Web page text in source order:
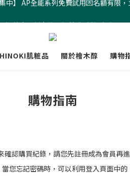
中】 AP全能系列免費試用💌名額有限，
招募中！新客註冊領首購9折優惠券＞
肌粧品 關於檜木醇 購物
購物指南
確認購買紀錄，請您先註冊成為會員再
您忘記密碼時，可以利用登入頁面中